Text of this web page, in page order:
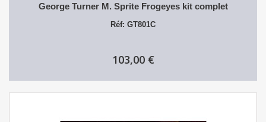
George Turner M. Sprite Frogeyes kit complet
Réf: GT801C
103,00 €